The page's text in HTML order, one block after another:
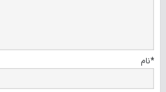
نام*